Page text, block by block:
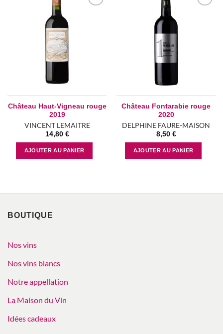
Château Haut-Vigneau rouge
2019
VINCENT LEMAITRE
14,80 €
AJOUTER AU PANIER
Château Fontarabie rouge
2020
DELPHINE FAURE-MAISON
8,50 €
AJOUTER AU PANIER
BOUTIQUE
Nos vins
Nos vins blancs
Notre appellation
La Maison du Vin
Idées cadeaux